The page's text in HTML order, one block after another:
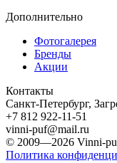
Дополнительно
Фотогалерея
Бренды
Акции
Контакты
Санкт-Петербург,
+7 812 922-11-51
vinni-puf@mail.ru
© 2009—2026 Vinni-
Политика